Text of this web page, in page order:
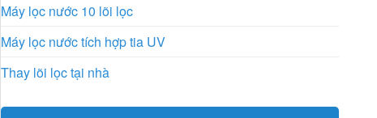
Máy lọc nước 10 lõi lọc
Máy lọc nước tích hợp tia UV
Thay lõi lọc tại nhà